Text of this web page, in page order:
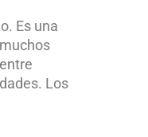
Es una
Los